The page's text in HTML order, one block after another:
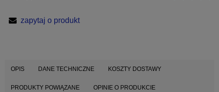
zapytaj o produkt
OPIS DANE TECHNICZNE KOSZTY DOSTAWY
PRODUKTY POWIĄZANE OPINIE O PRODUKCIE